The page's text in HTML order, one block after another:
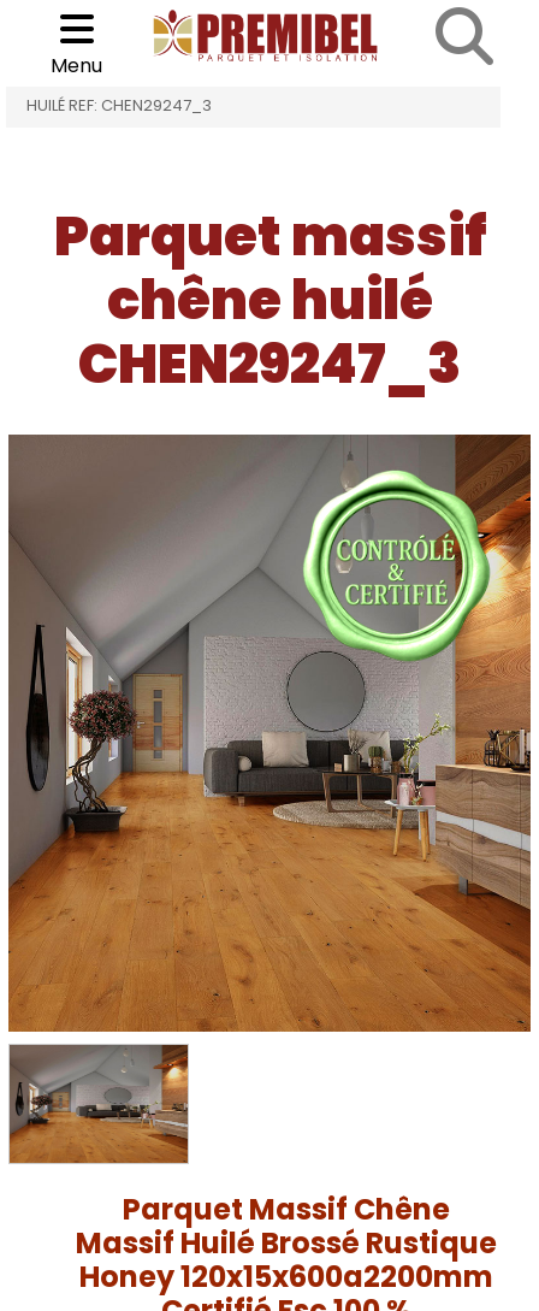
Choisir son parquet
Menu
ACCUEIL PARQUET MASSIF CHÊNE HUILÉ
HUILÉ REF: CHEN29247_3
Parquet massif
chêne huilé
CHEN29247_3
Parquet Massif Chêne
Massif Huilé Brossé Rustique
Honey 120x15x600a2200mm
Cookies management panel